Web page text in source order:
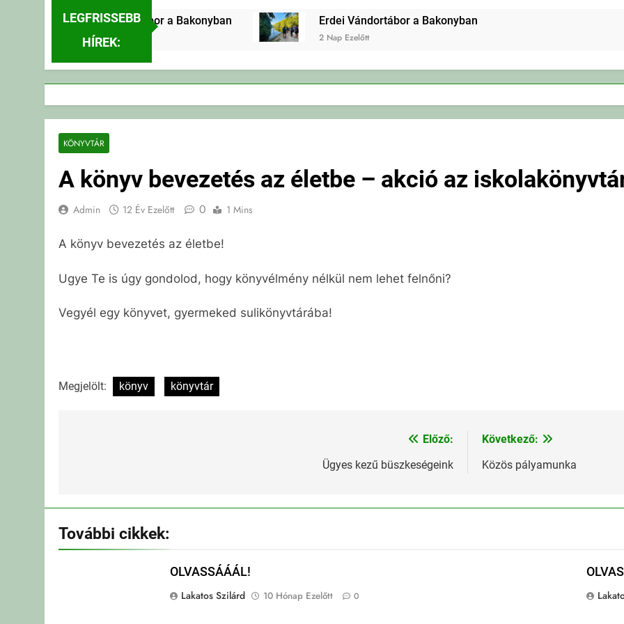
LEGFRISSEBB
HÍREK:
Erdei Vándortábor a Bakonyban
2 Nap Ezelőtt
Erdei Vándortábor a Bakonyban
2 Nap Ezelőtt
KÖNYVTÁR
A könyv bevezetés az életbe – akció az
Admin 12 Év Ezelőtt 0 1 Mins
A könyv bevezetés az életbe!
Ugye Te is úgy gondolod, hogy könyvélmény nélkül nem lehet felnőni?
Vegyél egy könyvet, gyermeked sulikönyvtárába!
Megjelölt: könyv könyvtár
Előző:
Ügyes kezű büszkeségeink
Következő:
Közös pályamunka
További cikkek:
OLVASSÁÁÁL!
Lakatos Szilárd
10 Hónap Ezelőtt 0